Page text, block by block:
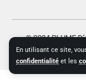
En utilisant ce site,
confidentialité et les
© 2024 PLUME